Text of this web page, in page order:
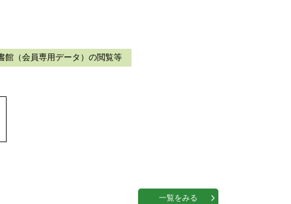
館（会員専用データ）の閲覧等
一覧をみる